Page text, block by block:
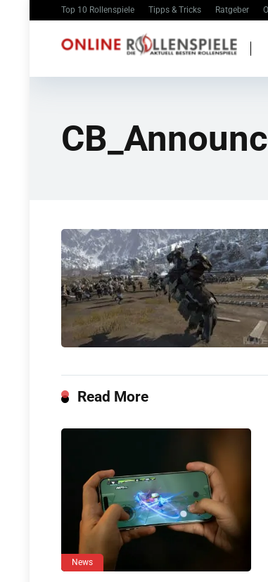
Top 10 Rollenspiele Tipps & Tricks Ratgeber
Read More
News